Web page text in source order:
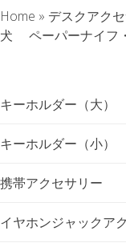
ナ
ビ
ョ
ン
Home » デスクアク
犬 ペーパーナイフ
キーホルダー（大）
キーホルダー（小）
携帯アクセサリー
イヤホンジャックア